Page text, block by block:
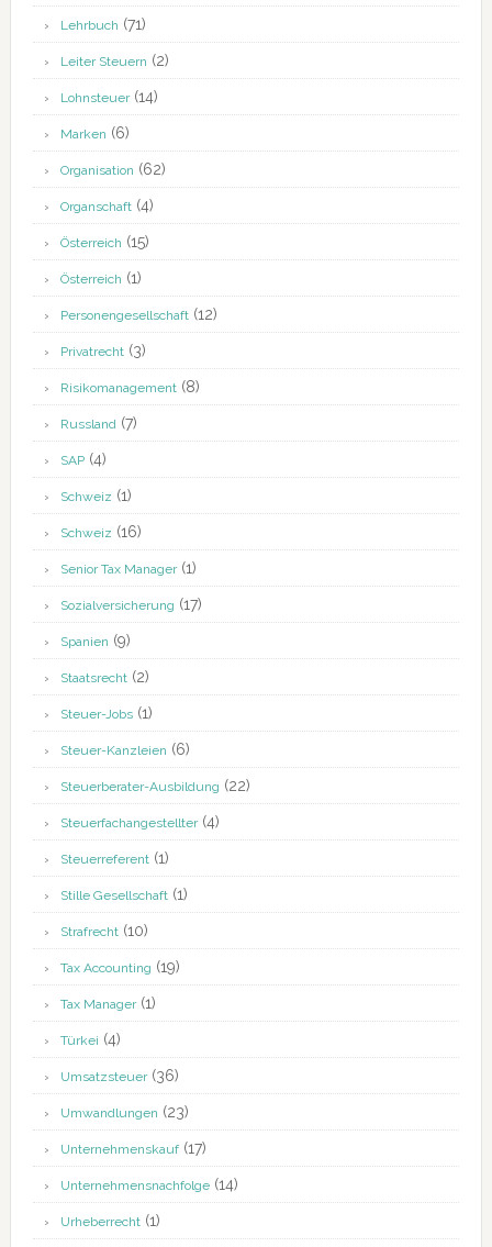
Lehrbuch (71)
Leiter Steuern (2)
Lohnsteuer(14)
Marken (6)
Organisation (62)
Organschaft(4)
Österreich (15)
Österreich (1)
Personengesellschaft(12)
Privatrecht(3)
Risikomanagement(8)
Russland(7)
SAP(4)
Schweiz (1)
Schweiz (16)
Senior Tax Manager(1)
Sozialversicherung (17)
Spanien (9)
Staatsrecht(2)
Steuer-Jobs(1)
Steuer-Kanzleien (6)
Steuerberater-Ausbildung (22)
Steuerfachangestellter(4)
Steuerreferent(1)
Stille Gesellschaft(1)
Strafrecht(10)
Tax Accounting (19)
Tax Manager(1)
Türkei (4)
Umsatzsteuer(36)
Umwandlungen (23)
Unternehmenskauf(17)
Unternehmensnachfolge(14)
Urheberrecht(1)